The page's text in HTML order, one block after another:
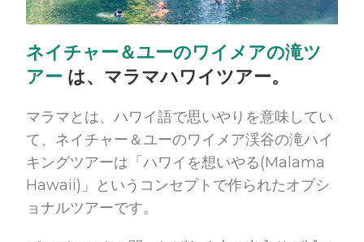
ネイチャー＆ユーのワイメアの滝ツ
アー は、マラマハワイツアー。
マラマとは、ハワイ語で思いやりを意味してい
て、ネイチャー＆ユーのワイメア渓谷の滝ハイ
キングツアーは「ハワイを想いやる(Malama
Hawaii)」というコンセプトで作られたオプシ
ョナルツアーです。